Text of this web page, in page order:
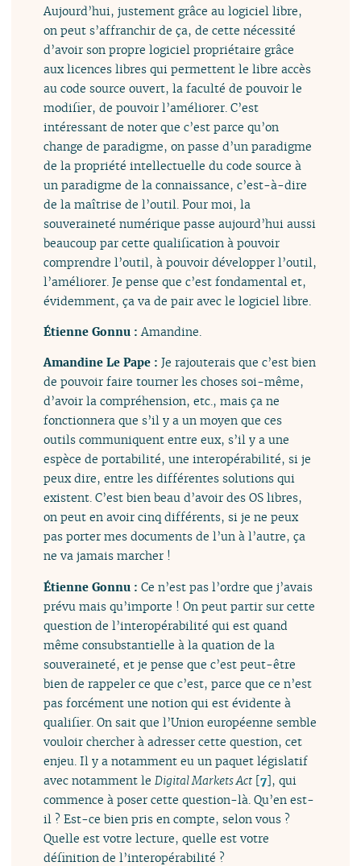
Aujourd’hui, justement grâce au logiciel libre,
on peut s’affranchir de ça, de cette nécessité
d’avoir son propre logiciel propriétaire grâce
aux licences libres qui permettent le libre accès
au code source ouvert, la faculté de pouvoir le
modifier, de pouvoir l’améliorer. C’est
intéressant de noter que c’est parce qu’on
change de paradigme, on passe d’un paradigme
de la propriété intellectuelle du code source à
un paradigme de la connaissance, c’est-à-dire
de la maîtrise de l’outil. Pour moi, la
souveraineté numérique passe aujourd’hui aussi
beaucoup par cette qualification à pouvoir
comprendre l’outil, à pouvoir développer l’outil,
l’améliorer. Je pense que c’est fondamental et,
évidemment, ça va de pair avec le logiciel libre.
Étienne Gonnu :Amandine.
Amandine Le Pape :Je rajouterais que c’est bien
de pouvoir faire tourner les choses soi-même,
d’avoir la compréhension, etc., mais ça ne
fonctionnera que s’il y a un moyen que ces
outils communiquent entre eux, s’il y a une
espèce de portabilité, une interopérabilité, si je
peux dire, entre les différentes solutions qui
existent. C’est bien beau d’avoir des OS libres,
on peut en avoir cinq différents, si je ne peux
pas porter mes documents de l’un à l’autre, ça
ne va jamais marcher !
Étienne Gonnu :Ce n’est pas l’ordre que j’avais
prévu mais qu’importe ! On peut partir sur cette
question de l’interopérabilité qui est quand
même consubstantielle à la quation de la
souveraineté, et je pense que c’est peut-être
bien de rappeler ce que c’est, parce que ce n’est
pas forcément une notion qui est évidente à
qualifier. On sait que l’Union européenne semble
vouloir chercher à adresser cette question, cet
enjeu. Il y a notamment eu un paquet législatif
avec notamment leDigital Markets Act [7], qui
commence à poser cette question-là. Qu’en est-
il ? Est-ce bien pris en compte, selon vous ?
Quelle est votre lecture, quelle est votre
définition de l’interopérabilité ?